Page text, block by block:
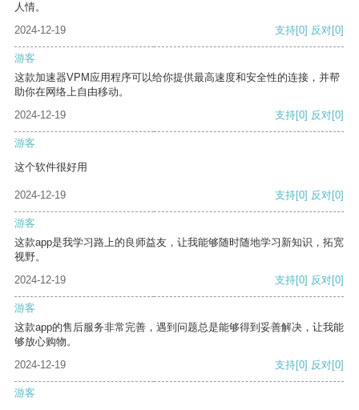
人情。
2024-12-19
支持[0] 反对[0]
游客
这款加速器VPM应用程序可以给你提供最高速度和安全性的连接，并帮
助你在网络上自由移动。
2024-12-19
支持[0] 反对[0]
游客
这个软件很好用
2024-12-19 支持[0] 反对[0]
游客
这款app是我学习路上的良师益友，让我能够随时随地学习新知识，拓宽
视野。
2024-12-19
支持[0] 反对[0]
游客
这款app的售后服务非常完善，遇到问题总是能够得到妥善解决，让我能
够放心购物。
2024-12-19
支持[0] 反对[0]
游客